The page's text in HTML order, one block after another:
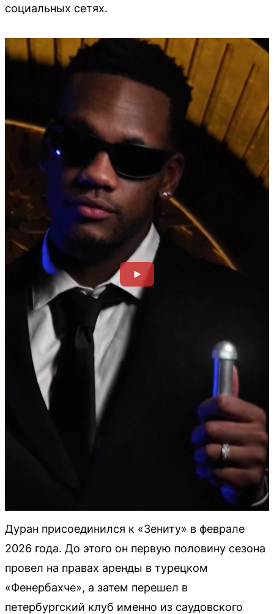
социальных сетях.
Дуран присоединился к «Зениту» в феврале
2026 года. До этого он первую половину сезона
провел на правах аренды в турецком
«Фенербахче», а затем перешел в
петербургский клуб именно из саудовского